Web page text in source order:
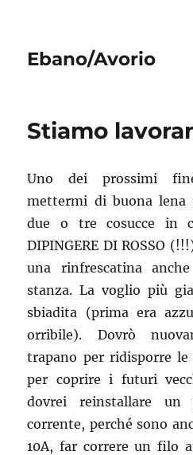
Ebano/Avorio
Stiamo
Uno dei prossimi
mettermi di buona
due o tre cosucce in
DIPINGERE DI ROSSO
una rinfrescatina
stanza. La voglio più
sbiadita (prima era
orribile). Dovrò
trapano per ridisporre le
per coprire i futuri
dovrei reinstallare
corrente, perché sono
10A, far correre un filo